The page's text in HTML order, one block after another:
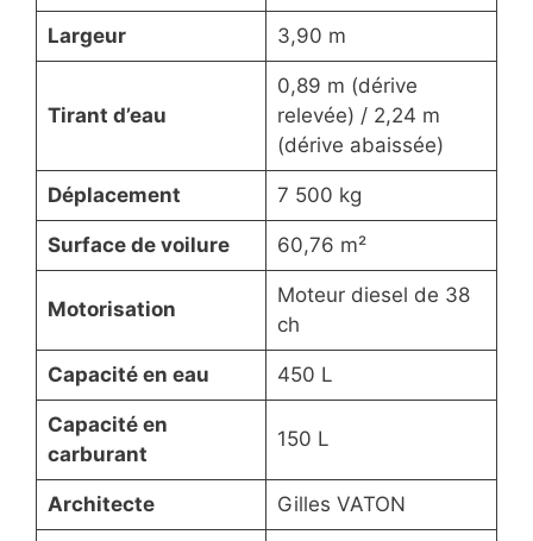
Largeur 3,90 m
Tirant d’eau
0,89 m (dérive
relevée) / 2,24 m
(dérive abaissée)
Déplacement 7 500 kg
Surface de voilure 60,76 m²
Motorisation
Moteur diesel de 38
ch
Capacité en eau 450 L
Capacité en
carburant
150 L
Architecte Gilles VATON